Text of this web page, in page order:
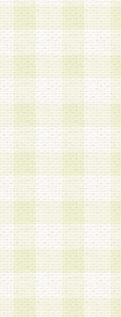
3.会員登録希
人 である場
録を行うもの
者について
権者による承
第3条 会員の
1.会員登録手
る登録は一切
2.会員登録希
画 面」にお
を行うもの
会員として本
を付与します。
3.会員は、会
いかなる虚偽